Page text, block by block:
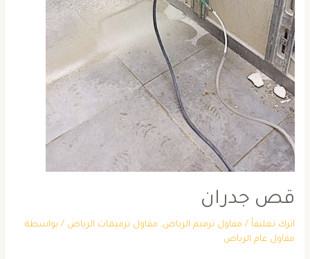
قص جدران
اترك تعليقاً / مقاول ترميم الرياض, مقاول ترميمات الرياض / بواسطة
مقاول عام الرياض